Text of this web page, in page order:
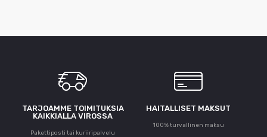
TARJOAMME TOIMITUKSIA
KAIKKIALLA VIROSSA
Pakettiposti tai kuriiripalvelu
HAITALLISET MAKSUT
100% turvallinen maksu